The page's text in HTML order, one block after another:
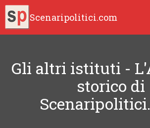
Scenaripolitici.com
Gli altri istituti -
storico di